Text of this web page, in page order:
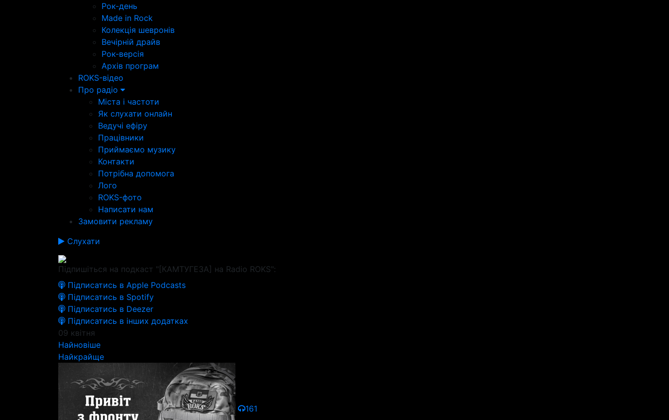
Рок-день
Made in Rock
Колекція шевронів
Вечірній драйв
Рок-версія
Архів програм
ROKS-відео
Про радіо
Міста і частоти
Як слухати онлайн
Ведучі ефіру
Працівники
Приймаємо музику
Контакти
Потрібна допомога
Лого
ROKS-фото
Написати нам
Замовити рекламу
Слухати
Підпишіться на подкаст "[КАМТУГЕЗА] на Radio ROKS":
Підписатись в Apple Podcasts
Підписатись в Spotify
Підписатись в Deezer
Підписатись в інших додатках
09 квітня
Найновіше
Найкрайще
161